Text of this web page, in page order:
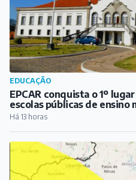
EDUCAÇÃO
EPCAR conquista o 1º
escolas públicas de ensino
Há 13 horas